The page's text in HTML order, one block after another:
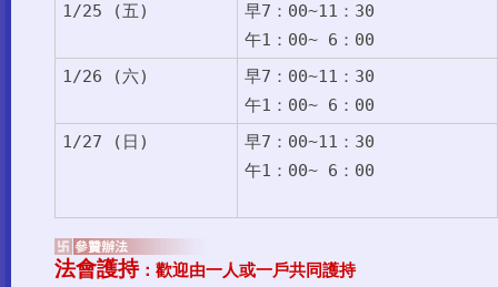
1/25 (五)
早7：00~11：30
午1：00~ 6：00
1/26 (六)
早7：00~11：30
午1：00~ 6：00
1/27 (日)
早7：00~11：30
午1：00~ 6：00
法會護持：歡迎由一人或一戶共同護持